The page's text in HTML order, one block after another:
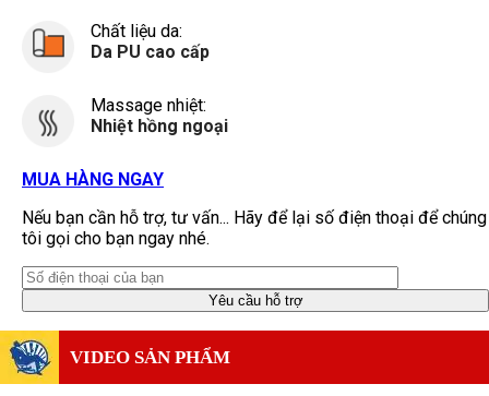
Chất liệu da:
Da PU cao cấp
Massage nhiệt:
Nhiệt hồng ngoại
MUA HÀNG NGAY
Nếu bạn cần hỗ trợ, tư vấn... Hãy để lại số điện thoại để chúng
tôi gọi cho bạn ngay nhé.
VIDEO SẢN PHẨM